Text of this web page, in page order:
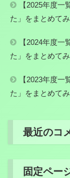
【2025年度一
た」をまとめて
【2024年度一
た」をまとめて
【2023年度一
た」をまとめて
最近のコ
固定ペー